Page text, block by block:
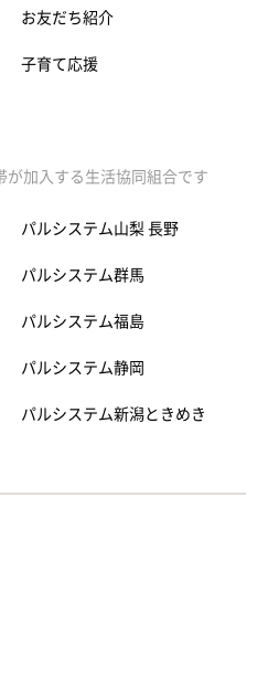
お友だち紹介
子育て応援
が加入する生活協同組合です
パルシステム山梨 長野
パルシステム群馬
パルシステム福島
パルシステム静岡
パルシステム新潟ときめき